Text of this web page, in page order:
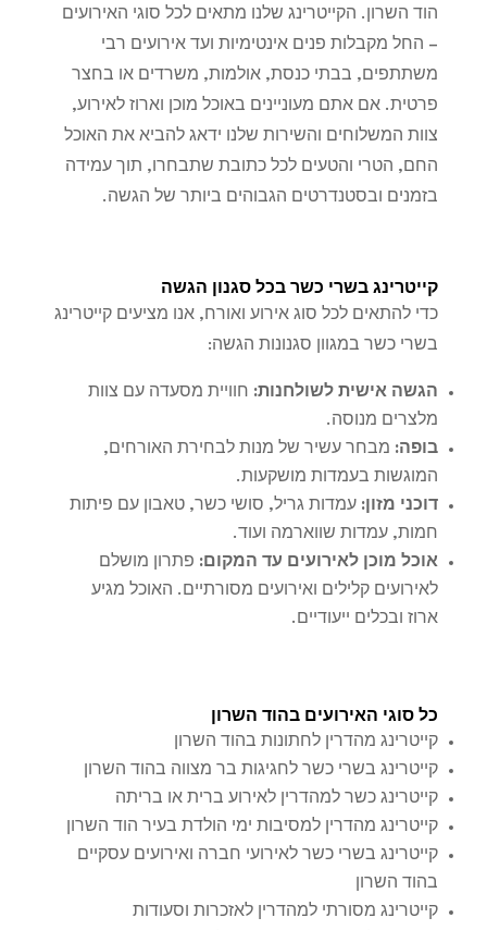
הוד השרון. הקייטרינג שלנו מתאים לכל סוגי האירועים
– החל מקבלות פנים אינטימיות ועד אירועים רבי
משתתפים, בבתי כנסת, אולמות, משרדים או בחצר
פרטית. אם אתם מעוניינים באוכל מוכן וארוז לאירוע,
צוות המשלוחים והשירות שלנו ידאג להביא את האוכל
החם, הטרי והטעים לכל כתובת שתבחרו, תוך עמידה
בזמנים ובסטנדרטים הגבוהים ביותר של הגשה.
קייטרינג בשרי כשר בכל סגנון הגשה
כדי להתאים לכל סוג אירוע ואורח, אנו מציעים קייטרינג
בשרי כשר במגוון סגנונות הגשה:
הגשה אישית לשולחנות: חוויית מסעדה עם צוות
מלצרים מנוסה.
בופה: מבחר עשיר של מנות לבחירת האורחים,
המוגשות בעמדות מושקעות.
דוכני מזון : עמדות גריל, סושי כשר, טאבון עם פיתות
חמות, עמדות שווארמה ועוד.
אוכל מוכן לאירועים עד המקום : פתרון מושלם
לאירועים קלילים ואירועים מסורתיים. האוכל מגיע
ארוז ובכלים ייעודיים.
כל סוגי האירועים בהוד השרון
קייטרינג מהדרין לחתונות בהוד השרון
קייטרינג בשרי כשר לחגיגות בר מצווה בהוד השרון
קייטרינג כשר למהדרין לאירוע ברית או בריתה
קייטרינג מהדרין למסיבות ימי הולדת בעיר הוד השרון
קייטרינג בשרי כשר לאירועי חברה ואירועים עסקיים
בהוד השרון
קייטרינג מסורתי למהדרין לאזכרות וסעודות